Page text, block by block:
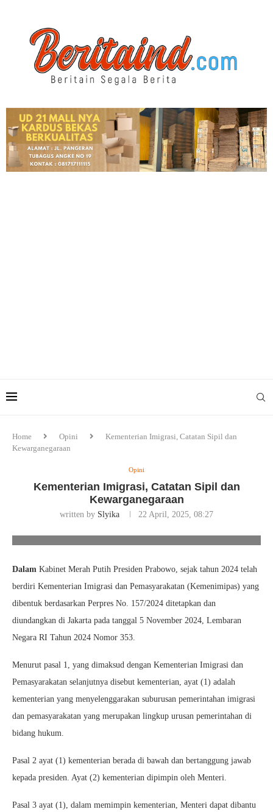
Home Opini
Kementerian Imigrasi, Catatan Sipil dan
Kewarganegaraan
Opini
Kementerian Imigrasi, Catatan Sipil dan
Kewarganegaraan
written by Slyika
22 April, 2025, 08:27
Dalam Kabinet Merah Putih Presiden Prabowo, sejak tahun 2024 telah
berdiri Kementerian Imigrasi dan Pemasyarakatan (Kemenimipas) yang
dibentuk berdasarkan Perpres No. 157/2024 ditetapkan dan
diundangkan di Jakarta pada tanggal 5 November 2024, Lembaran
Negara RI Tahun 2024 Nomor 353.
Menurut pasal 1, yang dimaksud dengan Kementerian Imigrasi dan
Pemasyarakatan selanjutnya disebut kementerian, ayat (1) adalah
kementerian yang menyelenggarakan suburusan pemerintahan imigrasi
dan pemasyarakatan yang merupakan lingkup urusan pemerintahan di
bidang hukum.
Pasal 2 ayat (1) kementerian berada di bawah dan bertanggung jawab
kepada presiden. Ayat (2) kementerian dipimpin oleh Menteri.
Pasal 3 ayat (1), dalam memimpin kementerian, Menteri dapat dibantu